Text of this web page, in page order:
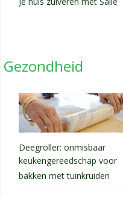
Gezondheid
Deegroller: onmisbaar
keukengereedschap voor
bakken met tuinkruiden